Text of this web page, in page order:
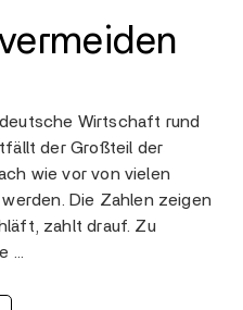
Wirtschaft rund
der Großteil der
wie vor von vielen
Die Zahlen zeigen
zahlt drauf. Zu
…